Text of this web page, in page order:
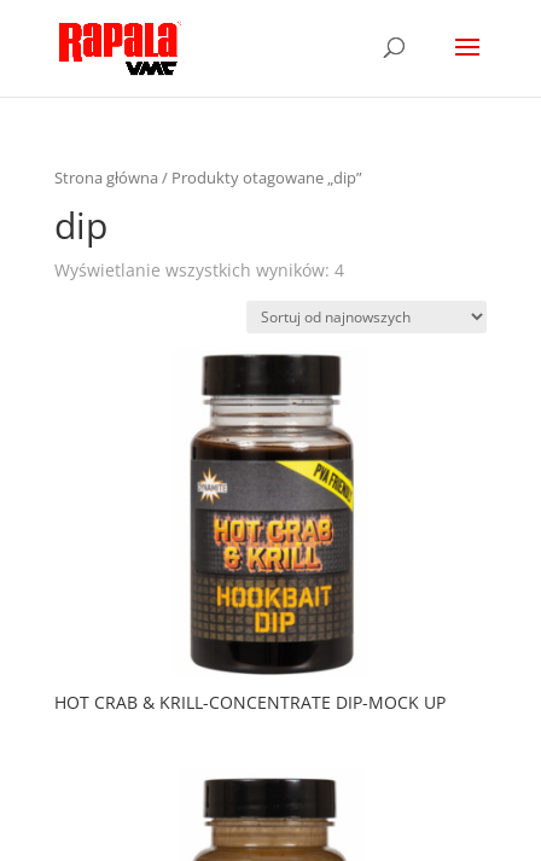
Strona główna / Produkty otagowane „dip”
dip
Wyświetlanie wszystkich wyników: 4
HOT CRAB & KRILL-CONCENTRATE DIP-MOCK UP